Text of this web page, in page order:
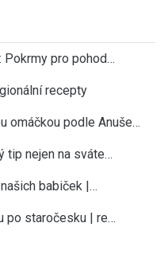
Pokrmy pro pohod…
recepty
omáčkou podle Anuše…
tip nejen na sváte…
babiček |…
po staročesku | re…